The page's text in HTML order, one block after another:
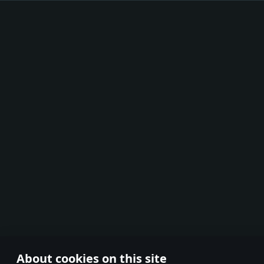
About cookies on this site